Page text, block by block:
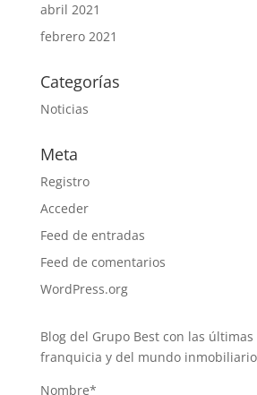
abril 2021
febrero 2021
Categorías
Noticias
Meta
Registro
Acceder
Feed de entradas
Feed de comentarios
WordPress.org
Blog del Grupo Best con las
franquicia y del mundo inmobiliario
Nombre*